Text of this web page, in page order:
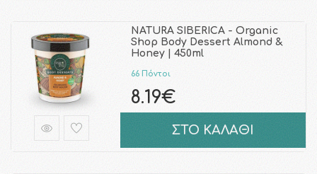
NATURA SIBERICA - Organic
Shop Body Dessert Almond &
Honey | 450ml
66 Πόντοι
8.19€
ΣΤΟ ΚΑΛΑΘΙ